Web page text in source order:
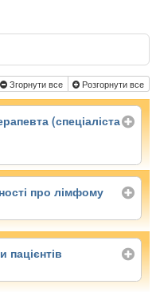
Згорнути все Розгорнути все
(спеціаліста
про лімфому
пацієнтів